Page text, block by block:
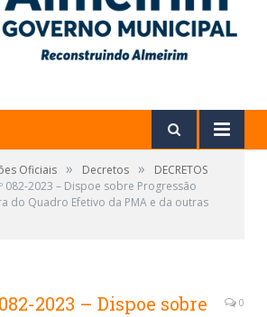
Oficiais » Decretos »
DECRETOS
082-2023 – Dispoe sobre Progressão
do Quadro Efetivo da PMA e da outras
2023 – Dispoe sobre
0